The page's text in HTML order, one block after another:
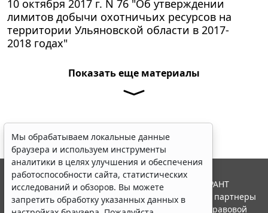
10 октября 2017 г. N 76 "Об утверждении
лимитов добычи охотничьих ресурсов на
территории Ульяновской области в 2017-
2018 годах"
Показать еще материалы
Мы обрабатываем локальные данные
браузера и используем инструменты
аналитики в целях улучшения и обеспечения
работоспособности сайта, статистических
исследований и обзоров. Вы можете
запретить обработку указанных данных в
© ООО "НПП "ГАРАНТ-СЕРВИС", 2026. Система ГАРАНТ
выпускается с 1990 года. Компания "Гарант" и ее партнеры
являются участниками Российской ассоциации правовой